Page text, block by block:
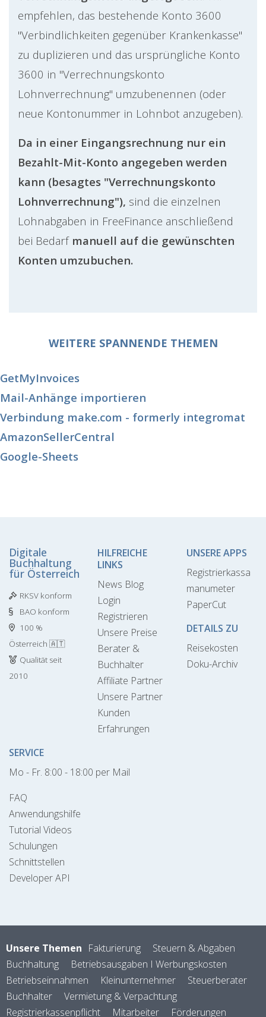
empfehlen, das bestehende Konto 3600
"Verbindlichkeiten gegenüber Krankenkasse"
zu duplizieren und das ursprüngliche Konto
3600 in "Verrechnungskonto
Lohnverrechnung" umzubenennen (oder
neue Kontonummer in Lohnbot anzugeben).
Da in einer Eingangsrechnung nur ein
Bezahlt-Mit-Konto angegeben werden
kann (besagtes "Verrechnungskonto
Lohnverrechnung"), sind die einzelnen
Lohnabgaben in FreeFinance anschließend
bei Bedarf manuell auf die gewünschten
Konten umzubuchen.
WEITERE SPANNENDE THEMEN
GetMyInvoices
Mail-Anhänge importieren
Verbindung make.com - formerly integromat
AmazonSellerCentral
Google-Sheets
Digitale
Buchhaltung
für Österreich
RKSV konform
BAO konform
100 %
Österreich 🇦🇹
Qualität seit
2010
HILFREICHE
LINKS
News Blog
Login
Registrieren
Unsere Preise
Berater &
Buchhalter
Affiliate Partner
Unsere Partner
Kunden
Erfahrungen
UNSERE APPS
Registrierkassa
manumeter
PaperCut
DETAILS ZU
Reisekosten
Doku-Archiv
SERVICE
Mo - Fr. 8:00 - 18:00 per Mail
FAQ
Anwendungshilfe
Tutorial Videos
Schulungen
Schnittstellen
Developer API
Unsere Themen Fakturierung
Steuern & Abgaben
Buchhaltung
Betriebsausgaben I Werbungskosten
Betriebseinnahmen
Kleinunternehmer
Steuerberater
Buchhalter
Vermietung & Verpachtung
Registrierkassenpflicht
Mitarbeiter Förderungen